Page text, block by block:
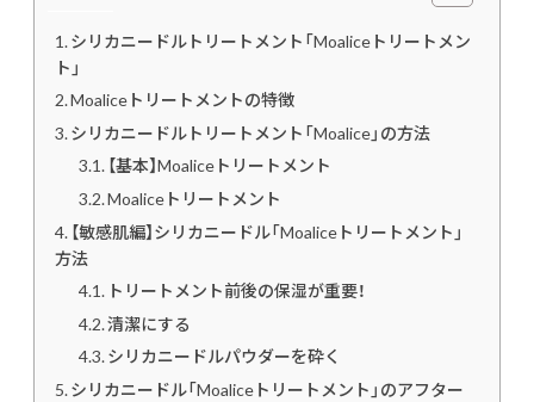
シリカニードルトリートメント「Moaliceトリートメン
ト」
Moaliceトリートメントの特徴
シリカニードルトリートメント「Moalice」の方法
【基本】Moaliceトリートメント
Moaliceトリートメント
【敏感肌編】シリカニードル「Moaliceトリートメント」
方法
トリートメント前後の保湿が重要！
清潔にする
シリカニードルパウダーを砕く
シリカニードル「Moaliceトリートメント」のアフター